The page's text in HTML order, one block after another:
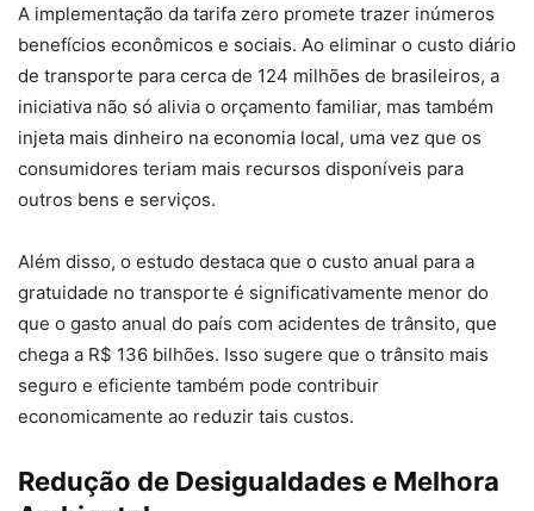
A implementação da tarifa zero promete trazer inúmeros
benefícios econômicos e sociais. Ao eliminar o custo diário
de transporte para cerca de 124 milhões de brasileiros, a
iniciativa não só alivia o orçamento familiar, mas também
injeta mais dinheiro na economia local, uma vez que os
consumidores teriam mais recursos disponíveis para
outros bens e serviços.
Além disso, o estudo destaca que o custo anual para a
gratuidade no transporte é significativamente menor do
que o gasto anual do país com acidentes de trânsito, que
chega a R$ 136 bilhões. Isso sugere que o trânsito mais
seguro e eficiente também pode contribuir
economicamente ao reduzir tais custos.
Redução de Desigualdades e Melhora